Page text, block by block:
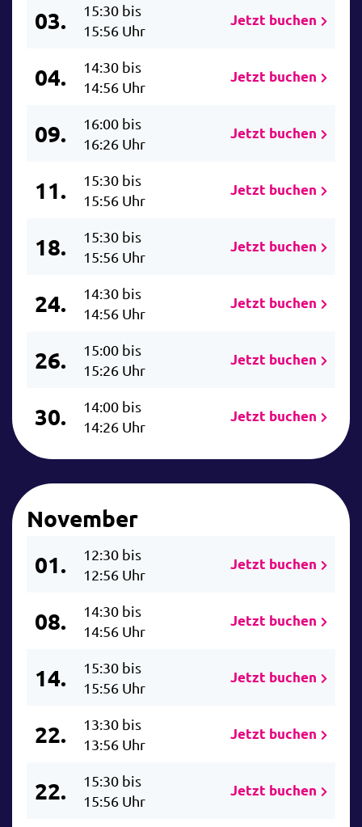
03.
15:30 bis
15:56 Uhr
Jetzt buchen
04.
14:30 bis
14:56 Uhr
Jetzt buchen
09.
16:00 bis
16:26 Uhr
Jetzt buchen
11.
15:30 bis
15:56 Uhr
Jetzt buchen
18.
15:30 bis
15:56 Uhr
Jetzt buchen
24.
14:30 bis
14:56 Uhr
Jetzt buchen
26.
15:00 bis
15:26 Uhr
Jetzt buchen
30.
14:00 bis
14:26 Uhr
Jetzt buchen
November
01.
12:30 bis
12:56 Uhr
Jetzt buchen
08.
14:30 bis
14:56 Uhr
Jetzt buchen
14.
15:30 bis
15:56 Uhr
Jetzt buchen
22.
13:30 bis
13:56 Uhr
Jetzt buchen
22.
15:30 bis
15:56 Uhr
Jetzt buchen